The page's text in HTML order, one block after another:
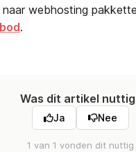
webhosting
.
Was dit artikel
Ja Nee
1 van 1 vonden dit nuttig